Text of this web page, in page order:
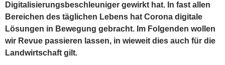
Digitalisierungsbeschleuniger gewirkt hat. In fast allen
Bereichen des täglichen Lebens hat Corona digitale
Lösungen in Bewegung gebracht. Im Folgenden wollen
wir Revue passieren lassen, in wieweit dies auch für die
Landwirtschaft gilt.